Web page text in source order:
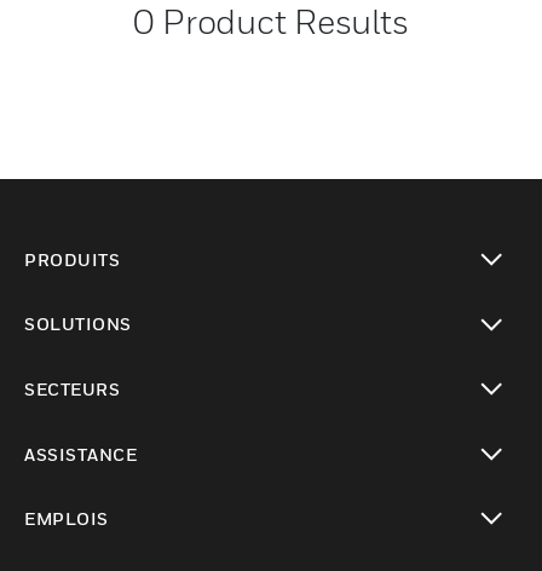
0 Product Results
PRODUITS
SOLUTIONS
SECTEURS
ASSISTANCE
EMPLOIS